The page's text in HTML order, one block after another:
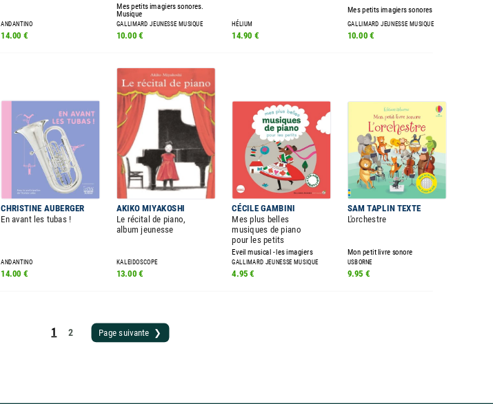
Mes petits imagiers sonores.
Musique
Mes petits imagiers sonores
ANDANTINO GALLIMARD JEUNESSE MUSIQUE HÉLIUM GALLIMARD JEUNESSE MUSIQUE
14.00 € 10.00 € 14.90 € 10.00 €
CHRISTINE AUBERGER AKIKO MIYAKOSHI CÉCILE GAMBINI
SAM TAPLIN TEXTE
En avant les tubas !
Le récital de piano,
album jeunesse
Mes plus belles
musiques de piano
pour les petits
L'orchestre
Eveil musical - les imagiers Mon petit livre sonore
ANDANTINO KALEIDOSCOPE GALLIMARD JEUNESSE MUSIQUE USBORNE
14.00 € 13.00 € 4.95 € 9.95 €
1 2 Page suivante ❯